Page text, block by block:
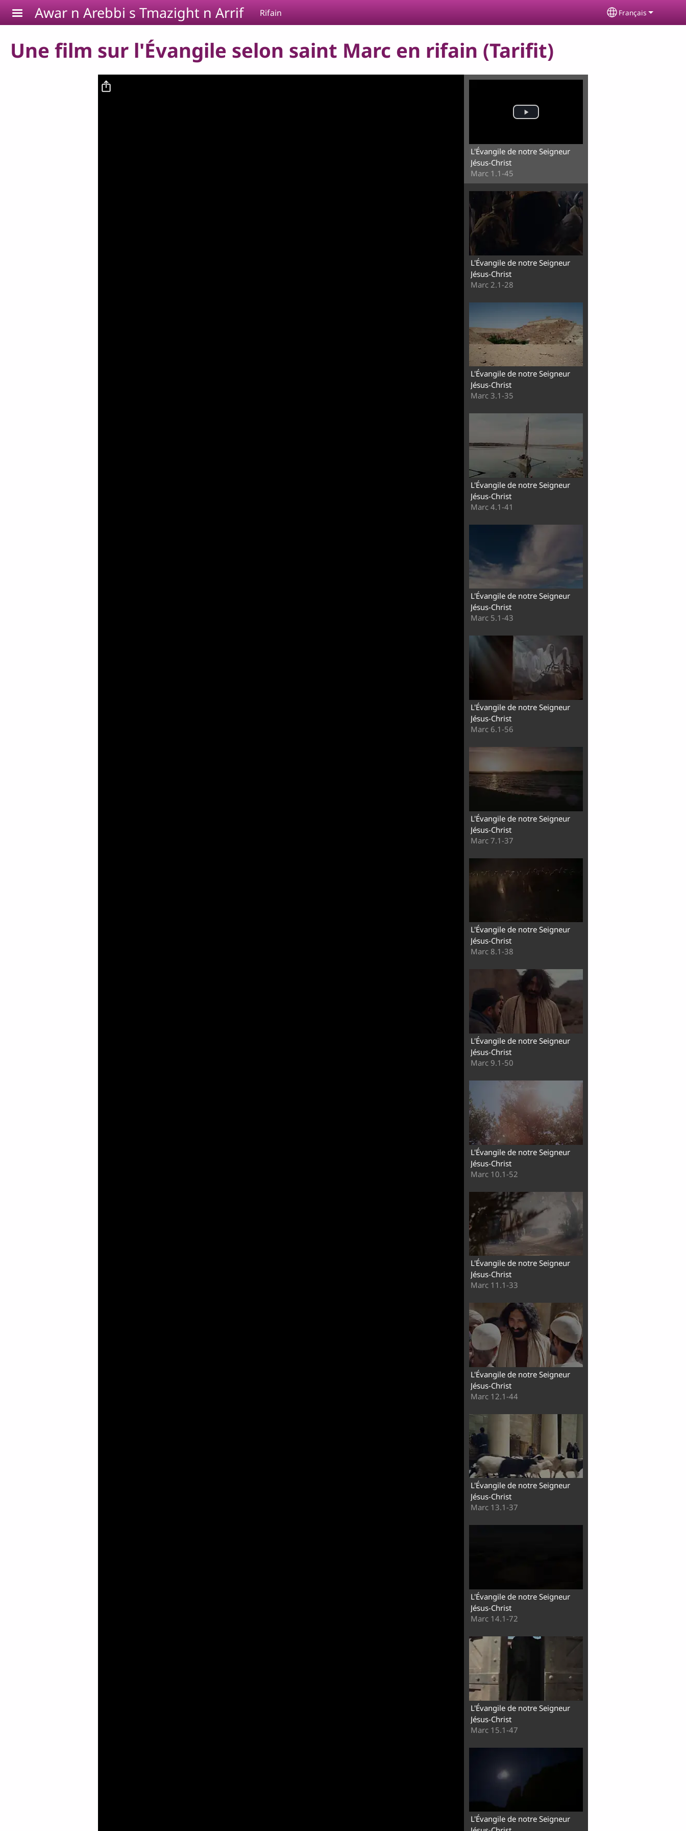
Aller au contenu principal
Awar n Arebbi s Tmazight n Arrif Rifain Select your
Français
Une film sur l'Évangile selon saint Marc en rifain (Tarifit)
L'Évangile de notre Seigneur
Jésus-Christ
Marc 1.1-45
L'Évangile de notre Seigneur
Jésus-Christ
Marc 2.1-28
L'Évangile de notre Seigneur
Jésus-Christ
Marc 3.1-35
L'Évangile de notre Seigneur
Jésus-Christ
Marc 4.1-41
L'Évangile de notre Seigneur
Jésus-Christ
Marc 5.1-43
L'Évangile de notre Seigneur
Jésus-Christ
Marc 6.1-56
L'Évangile de notre Seigneur
Jésus-Christ
Marc 7.1-37
L'Évangile de notre Seigneur
Jésus-Christ
Marc 8.1-38
L'Évangile de notre Seigneur
Jésus-Christ
Marc 9.1-50
L'Évangile de notre Seigneur
Jésus-Christ
Marc 10.1-52
L'Évangile de notre Seigneur
Jésus-Christ
Marc 11.1-33
L'Évangile de notre Seigneur
Jésus-Christ
Marc 12.1-44
L'Évangile de notre Seigneur
Jésus-Christ
Marc 13.1-37
L'Évangile de notre Seigneur
Jésus-Christ
Marc 14.1-72
L'Évangile de notre Seigneur
Jésus-Christ
Marc 15.1-47
L'Évangile de notre Seigneur